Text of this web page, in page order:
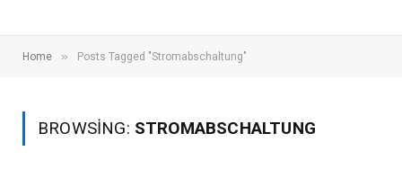
Home » Posts Tagged "Stromabschaltung"
BROWSING: STROMABSCHALTUNG